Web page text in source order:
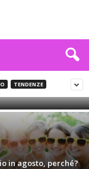
TENDENZE(FOTO)
in agosto, perché?